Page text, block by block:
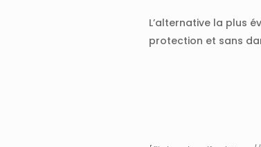
L’alternative la plus
protection et sans